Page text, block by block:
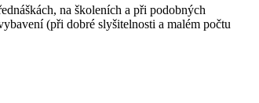
na školeních a při podobných
(při dobré slyšitelnosti a malém počtu